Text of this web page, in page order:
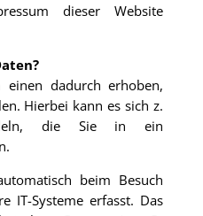
dieser Website
dadurch erhoben,
Hierbei kann es sich z.
die Sie in ein
beim Besuch
IT-Systeme erfasst. Das